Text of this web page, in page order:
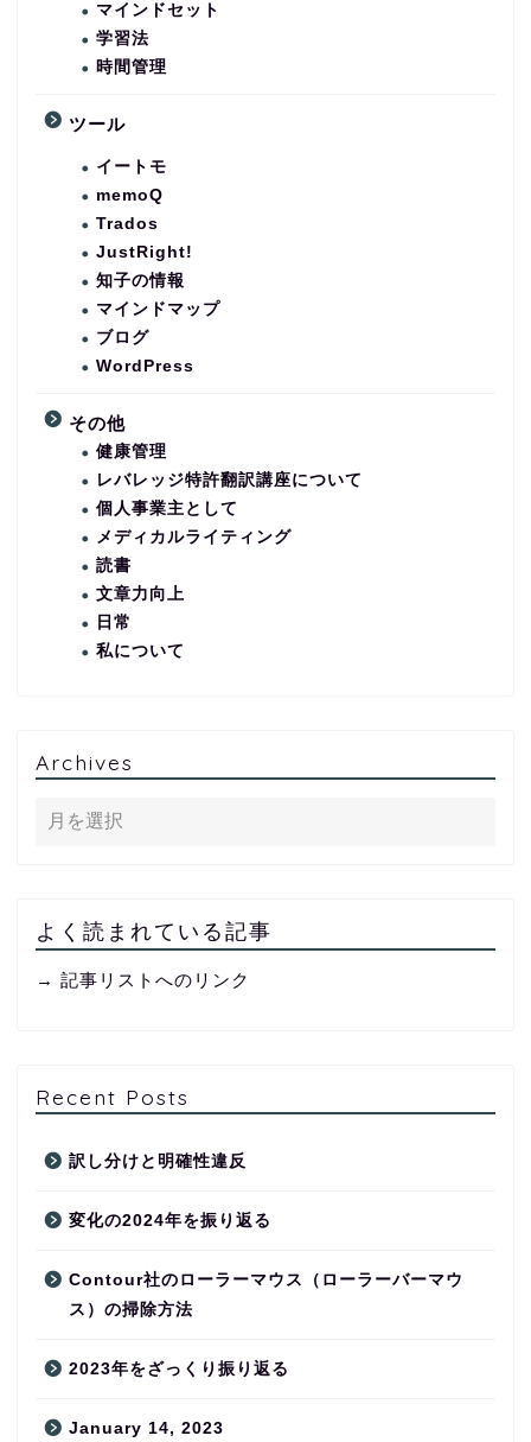
マインドセット
学習法
時間管理
ツール
イートモ
memoQ
Trados
JustRight!
知子の情報
マインドマップ
ブログ
WordPress
その他
健康管理
レバレッジ特許翻訳講座について
個人事業主として
メディカルライティング
読書
文章力向上
日常
私について
Archives
よく読まれている記事
→ 記事リストへのリンク
Recent Posts
訳し分けと明確性違反
変化の2024年を振り返る
Contour社のローラーマウス（ローラーバーマウ
ス）の掃除方法
2023年をざっくり振り返る
January 14, 2023